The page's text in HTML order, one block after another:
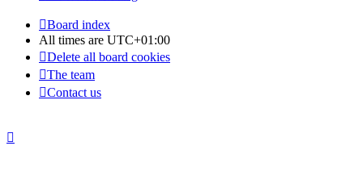
Board index
All times are UTC+01:00
Delete all board cookies
The team
Contact us